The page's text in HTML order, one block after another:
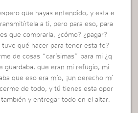
que hayas entendido, y esta e
a ti, pero para eso, para
que comprarla, ¿cómo? ¿pagar?
qué hacer para tener esta fe?
de cosas “carísimas” para mi ¿q
guardaba, que eran mi refugio, mi
que eso era mío, ¡un derecho mí
de todo, y tú tienes esta opor
y entregar todo en el altar.